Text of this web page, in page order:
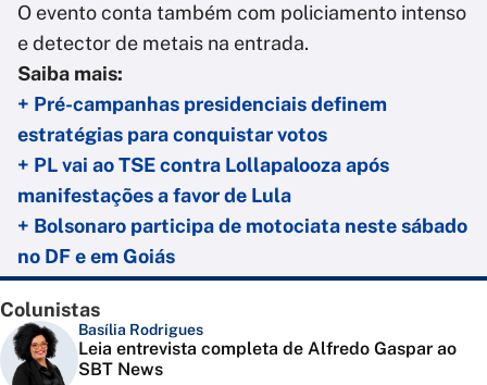
O evento conta também com policiamento intenso
e detector de metais na entrada.
Saiba mais:
+ Pré-campanhas presidenciais definem
estratégias para conquistar votos
+ PL vai ao TSE contra Lollapalooza após
manifestações a favor de Lula
+ Bolsonaro participa de motociata neste sábado
no DF e em Goiás
Colunistas
Basília Rodrigues
Leia entrevista completa de Alfredo Gaspar ao
SBT News